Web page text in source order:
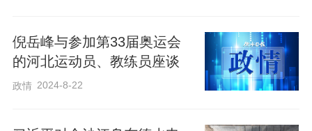
一剑”的艰苦攻关背后，正是国家深化科技
体制改革带来的制度保障。
化链条不畅、企业创新主体作用发挥不足
倪岳峰与参加第33届奥运会
的河北运动员、教练员座谈
政情 2024-8-22